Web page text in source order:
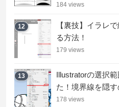
184 views
12
【裏技】イラレ
る方法！
179 views
13
Illustratorの選択
た！境界線を隠
178 views